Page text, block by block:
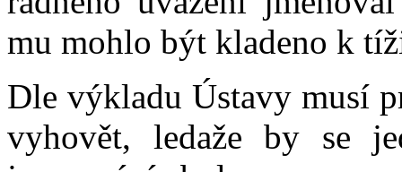
mu mohlo být kladeno k
Dle výkladu Ústavy musí
vyhovět, ledaže by se